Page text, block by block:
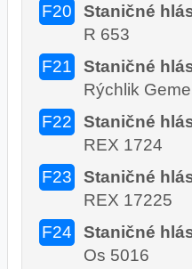
F20
Staničné
R 653
F21
Staničné
Rýchlik
F22
Staničné
REX 1724
F23
Staničné
REX 17225
F24
Staničné
Os 5016